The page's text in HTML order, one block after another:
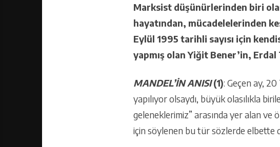
Marksist düşünürlerinden biri
hayatından, mücadelelerinden
Eylül 1995 tarihli sayısı için
yapmış olan Yiğit Bener’in, Erdal
MANDEL’İN ANISI(1): Geçen ay,
yapılıyor olsaydı, büyük olasılıkla
geleneklerimiz” arasında yer alan ve
için söylenen bu tür sözlerde elbette